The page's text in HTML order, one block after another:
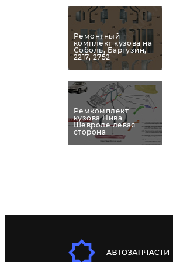
Ремонтный
комплект кузова на
Соболь, Баргузин,
2217, 2752
Ремкомплект
кузова Нива
Шевроле левая
сторона